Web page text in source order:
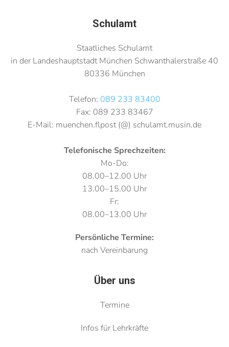
Schulamt
Staatliches Schulamt
in der Landeshauptstadt München Schwanthalerstraße 40
80336 München
Telefon: 089 233 83400
Fax: 089 233 83467
E-Mail: muenchen.flpost (@) schulamt.musin.de
Telefonische Sprechzeiten:
Mo-Do:
08.00–12.00 Uhr
13.00–15.00 Uhr
Fr:
08.00–13.00 Uhr
Persönliche Termine:
nach Vereinbarung
Über uns
Termine
Infos für Lehrkräfte